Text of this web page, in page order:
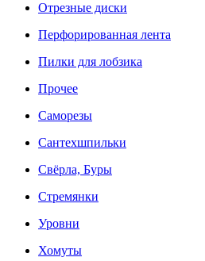
Отрезные диски
Перфорированная лента
Пилки для лобзика
Прочее
Саморезы
Сантехшпильки
Свёрла, Буры
Стремянки
Уровни
Хомуты